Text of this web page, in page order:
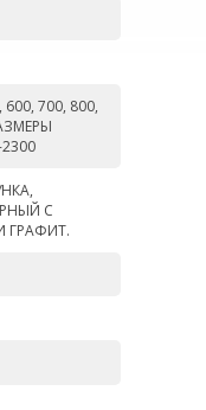
700, 800,
С
ГРАФИТ.